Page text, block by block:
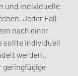
und individuelle
Jeder Fall
nach einer
sollte individuell
werden.,
geringfügige